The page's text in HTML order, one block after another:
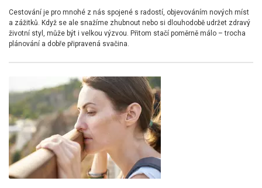
Cestování je pro mnohé z nás spojené s radostí, objevováním nových míst
a zážitků. Když se ale snažíme zhubnout nebo si dlouhodobě udržet zdravý
životní styl, může být i velkou výzvou. Přitom stačí poměrně málo – trocha
plánování a dobře připravená svačina.